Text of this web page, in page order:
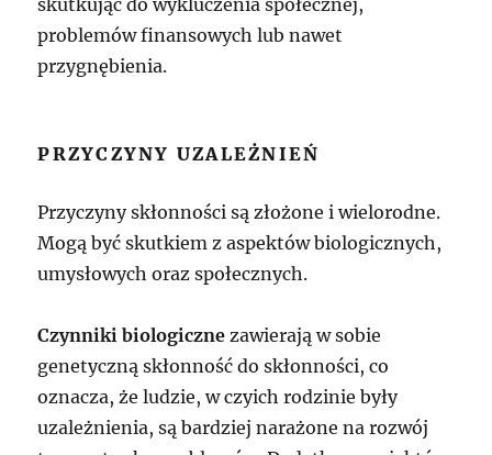
problemów finansowych lub nawet
przygnębienia.
PRZYCZYNY UZALEŻNIEŃ
Przyczyny skłonności są złożone i wielorodne.
Mogą być skutkiem z aspektów biologicznych,
umysłowych oraz społecznych.
Czynniki biologiczne zawierają w sobie
genetyczną skłonność do skłonności, co
oznacza, że ludzie, w czyich rodzinie były
uzależnienia, są bardziej narażone na rozwój